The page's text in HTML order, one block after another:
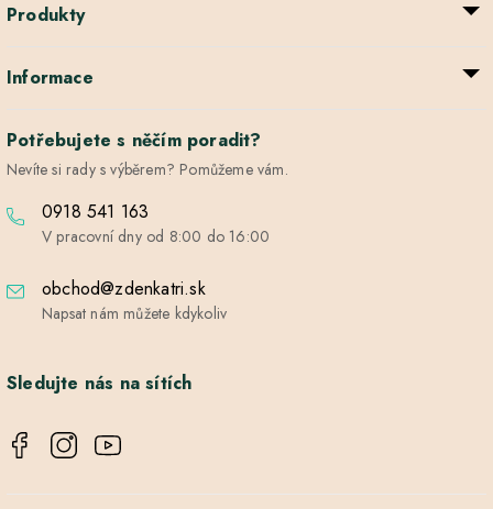
Produkty
Informace
Potřebujete s něčím poradit?
Nevíte si rady s výběrem? Pomůžeme vám.
0918 541 163
V pracovní dny od 8:00 do 16:00
obchod@zdenkatri.sk
Napsat nám můžete kdykoliv
Sledujte nás na sítích